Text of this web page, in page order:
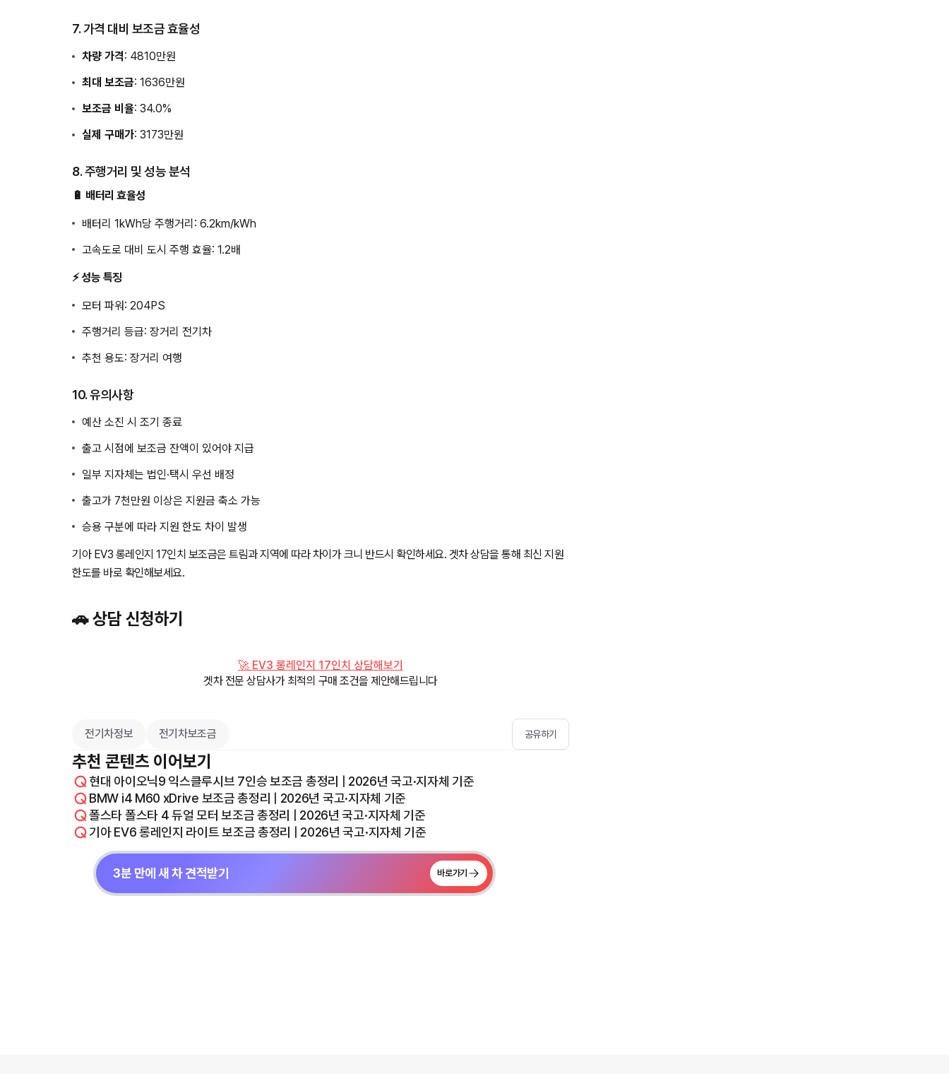
7. 가격 대비 보조금 효율성
차량 가격: 4810만원
최대 보조금: 1636만원
보조금 비율: 34.0%
실제 구매가: 3173만원
8. 주행거리 및 성능 분석
🔋 배터리 효율성
배터리 1kWh당 주행거리: 6.2km/kWh
고속도로 대비 도시 주행 효율: 1.2배
⚡ 성능 특징
모터 파워: 204PS
주행거리 등급: 장거리 전기차
추천 용도: 장거리 여행
10. 유의사항
예산 소진 시 조기 종료
출고 시점에 보조금 잔액이 있어야 지급
일부 지자체는 법인·택시 우선 배정
출고가 7천만원 이상은 지원금 축소 가능
승용 구분에 따라 지원 한도 차이 발생
기아 EV3 롱레인지 17인치 보조금은 트림과 지역에 따라 차이가 크니 반드시 확인하세요. 겟차 상담을 통해 최신 지원
한도를 바로 확인해보세요.
🚗 상담 신청하기
🚀 EV3 롱레인지 17인치 상담해보기
겟차 전문 상담사가 최적의 구매 조건을 제안해드립니다
전기차정보 전기차보조금 공유하기
추천 콘텐츠 이어보기
현대 아이오닉9 익스클루시브 7인승 보조금 총정리 | 2026년 국고·지자체 기준
BMW i4 M60 xDrive 보조금 총정리 | 2026년 국고·지자체 기준
폴스타 폴스타 4 듀얼 모터 보조금 총정리 | 2026년 국고·지자체 기준
기아 EV6 롱레인지 라이트 보조금 총정리 | 2026년 국고·지자체 기준
3분 만에 새 차 견적받기 바로가기